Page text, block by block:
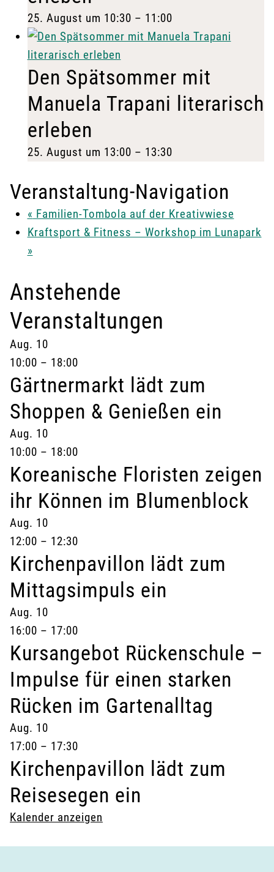
25. August um 10:30 – 11:00
Den Spätsommer mit
Manuela Trapani literarisch
erleben
25. August um 13:00 – 13:30
Veranstaltung-Navigation
« Familien-Tombola auf der Kreativwiese
Kraftsport & Fitness – Workshop im Lunapark
»
Anstehende
Veranstaltungen
Aug. 10
10:00 – 18:00
Gärtnermarkt lädt zum
Shoppen & Genießen ein
Aug. 10
10:00 – 18:00
Koreanische Floristen zeigen
ihr Können im Blumenblock
Aug. 10
12:00 – 12:30
Kirchenpavillon lädt zum
Mittagsimpuls ein
Aug. 10
16:00 – 17:00
Kursangebot Rückenschule –
Impulse für einen starken
Rücken im Gartenalltag
Aug. 10
17:00 – 17:30
Kirchenpavillon lädt zum
Reisesegen ein
Kalender anzeigen